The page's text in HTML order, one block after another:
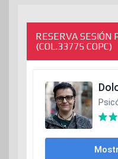
RESERVA SESIÓN
(COL.33775 COPC)